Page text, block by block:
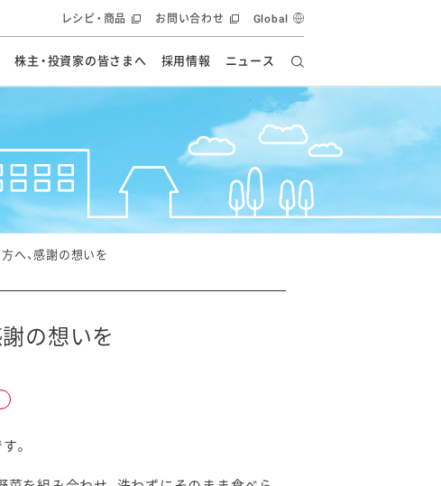
ヨテラス（見学施設） オフィシャルブログ
食と健康への貢献
ガバナンス
各種報告書
キユーピーグループ
統合報告書
論文 イノベーションストーリー
株主・投資家の皆さまへ
ンダー
告 統合報告書
採用情報 ニュース
レシピ・商品
体験・エンタメ
お問い合わせ Global
の想いを
。
へ、感謝の想いを